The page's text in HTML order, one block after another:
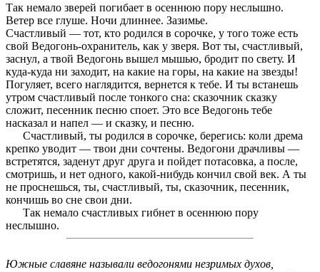
Так немало зверей погибает в осеннюю пору неслышно.
Ветер все глуше. Ночи длиннее. Зазимье.
Счастливый — тот, кто родился в сорочке, у того тоже есть
свой Ведогонь-охранитель, как у зверя. Вот ты, счастливый,
заснул, а твой Ведогонь вышел мышью, бродит по свету. И
куда-куда ни заходит, на какие на горы, на какие на звезды!
Погуляет, всего наглядится, вернется к тебе. И ты встанешь
утром счастливый после тонкого сна: сказочник сказку
сложит, песенник песню споет. Это все Ведогонь тебе
насказал и напел — и сказку, и песню.
Счастливый, ты родился в сорочке, берегись: коли дрема
крепко уводит — твои дни сочтены. Ведогони драчливы —
встретятся, заденут друг друга и пойдет потасовка, а после,
смотришь, и нет одного, какой-нибудь кончил свой век. А ты
не проснешься, ты, счастливый, ты, сказочник, песенник,
кончишь во сне свои дни.
Так немало счастливых гибнет в осеннюю пору
неслышно.
Южные славяне называли ведогонями незримых духов,